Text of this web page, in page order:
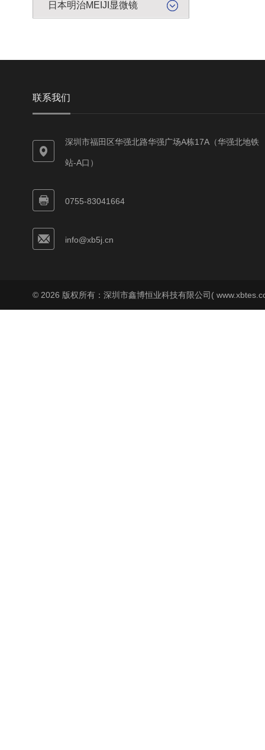
日本明治MEIJI显微镜
联系我们
深圳市福田区华强北路华强广场A栋17A（华强北地铁
站-A口）
0755-83041664
info@xb5j.cn
© 2026 版权所有：深圳市鑫博恒业科技有限公司(